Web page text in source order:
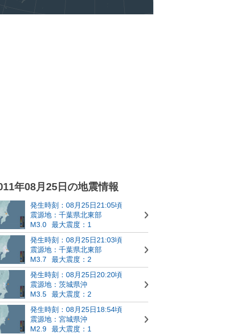
年08月25日の地震情報
発生時刻：08月25日21:05頃
震源地：千葉県北東部
M3.0
最大震度：1
発生時刻：08月25日21:03頃
震源地：千葉県北東部
M3.7
最大震度：2
発生時刻：08月25日20:20頃
震源地：茨城県沖
M3.5
最大震度：2
発生時刻：08月25日18:54頃
震源地：宮城県沖
M2.9
最大震度：1